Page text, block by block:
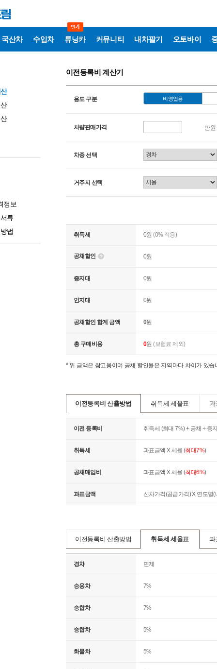
국산차 수입차 튜닝카 커뮤니티 내차팔기 오토바이
정보
류
법
이전등록비 계산기
용도 구분 비영업용
차량판매가격 만원
차종 선택
거주지 선택
취득세 0원(0% 적용)
공채할인 0원
증지대 0원
인지대 0원
공채할인 합계 금액 0원
총 구매비용 0원(보험료 제외)
* 위 금액은 참고용이며 공채 할인율은 지역마다 차이가 있
이전등록비 산출방법 취득세 세율표 과
이전 등록비 취득세 (최대 7%) + 공채 + 증
취득세 과표금액 X 세율 (최대7%)
공채매입비 과표금액 X 세율 (최대6%)
과표금액 신차가격(공급가격) X 연도별
이전등록비 산출방법 취득세 세율표 과
경차 면제
승용차 7%
승합차 7%
승합차 5%
화물차 5%